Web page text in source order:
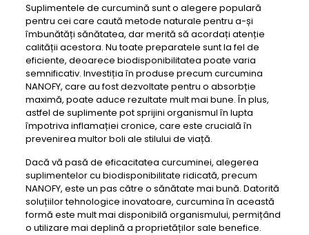
Suplimentele de curcumină sunt o alegere populară
pentru cei care caută metode naturale pentru a-și
îmbunătăți sănătatea, dar merită să acordați atenție
calității acestora. Nu toate preparatele sunt la fel de
eficiente, deoarece biodisponibilitatea poate varia
semnificativ. Investiția în produse precum curcumina
NANOFY, care au fost dezvoltate pentru o absorbție
maximă, poate aduce rezultate mult mai bune. În plus,
astfel de suplimente pot sprijini organismul în lupta
împotriva inflamației cronice, care este crucială în
prevenirea multor boli ale stilului de viață.
Dacă vă pasă de eficacitatea curcuminei, alegerea
suplimentelor cu biodisponibilitate ridicată, precum
NANOFY, este un pas către o sănătate mai bună. Datorită
soluțiilor tehnologice inovatoare, curcumina în această
formă este mult mai disponibilă organismului, permițând
o utilizare mai deplină a proprietăților sale benefice.